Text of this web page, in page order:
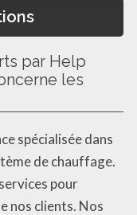
par Help
les
spécialisée dans
de chauffage.
pour
nos clients. Nos